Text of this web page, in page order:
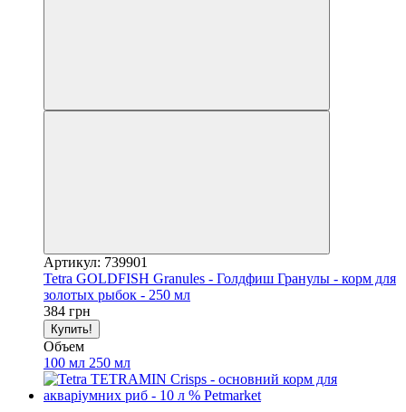
Артикул: 739901
Tetra GOLDFISH Granules - Голдфиш Гранулы - корм для
золотых рыбок - 250 мл
384 грн
Купить!
Объем
100 мл 250 мл